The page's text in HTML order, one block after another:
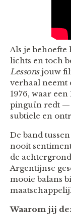
Als je behoefte
lichts en toch
Lessonsjouw
verhaal neemt
1976, waar
pinguïn redt —
subtiele en
De band
nooit
de
Argentijnse
mooie balans
Waarom jij